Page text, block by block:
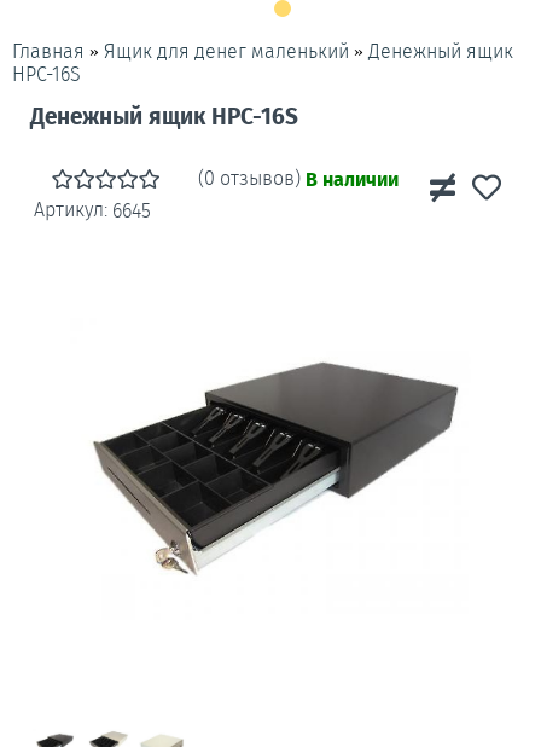
Главная » Ящик для денег маленький » Денежный ящик
HPC-16S
Денежный ящик HPC-16S
(0 отзывов) В наличии
Артикул: 6645